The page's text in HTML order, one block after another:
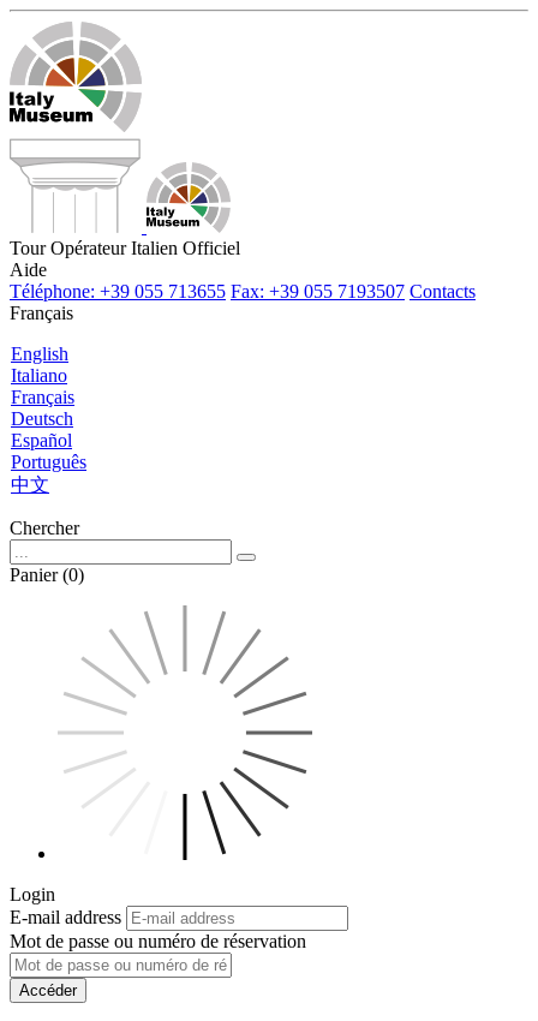
Tour Opérateur Italien Officiel
Aide
Téléphone: +39 055 713655 Fax: +39 055 7193507 Contacts
Français
English
Italiano
Français
Deutsch
Español
Português
中文
Chercher
Panier (0)
Login
E-mail address
Mot de passe ou numéro de réservation
Accéder